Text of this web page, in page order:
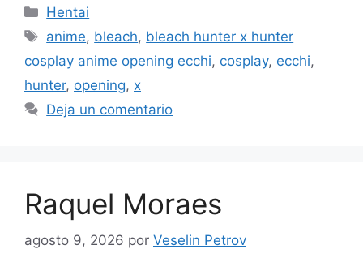
Categorías
Hentai
Etiquetas
anime, bleach, bleach hunter x hunter
cosplay anime opening ecchi, cosplay, ecchi,
hunter, opening, x
Deja un comentario
Raquel Moraes
agosto 9, 2026 por Veselin Petrov